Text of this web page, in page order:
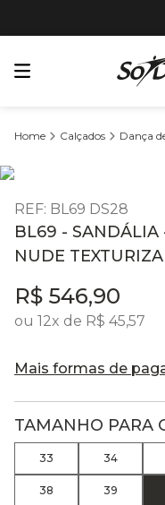
Calçados Dança
REF: BL69 DS28
BL69 - SANDÁLIA
NUDE
R$ 546,90
ou 12x de R$ 45,57
Mais formas de
TAMANHO PARA
33 34
38 39